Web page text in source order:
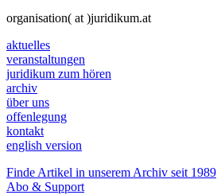
organisation( at )juridikum.at
aktuelles
veranstaltungen
juridikum zum hören
archiv
über uns
offenlegung
kontakt
english version
Finde Artikel in unserem Archiv seit 1989
Abo & Support